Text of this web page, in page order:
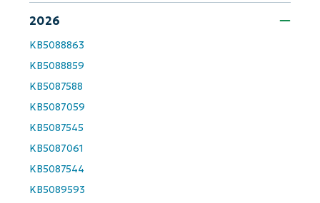
2026
KB5088863
KB5088859
KB5087588
KB5087059
KB5087545
KB5087061
KB5087544
KB5089593
Paese
Company